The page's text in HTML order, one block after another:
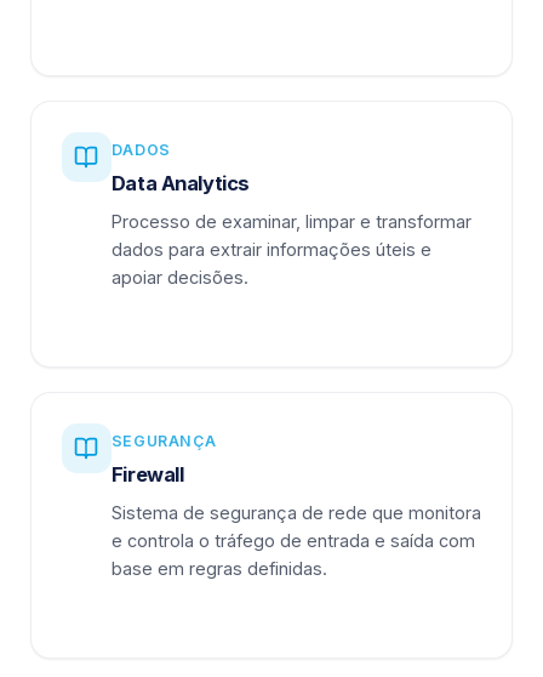
DADOS
Data Analytics
Processo de examinar, limpar e transformar
dados para extrair informações úteis e
apoiar decisões.
SEGURANÇA
Firewall
Sistema de segurança de rede que monitora
e controla o tráfego de entrada e saída com
base em regras definidas.